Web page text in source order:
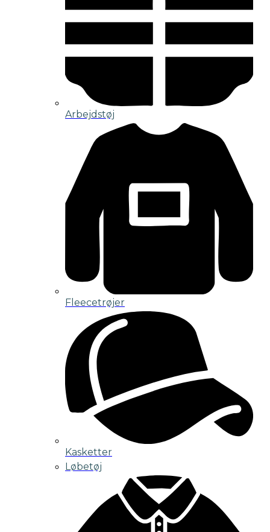
Arbejdstøj
Fleecetrøjer
Kasketter
Løbetøj